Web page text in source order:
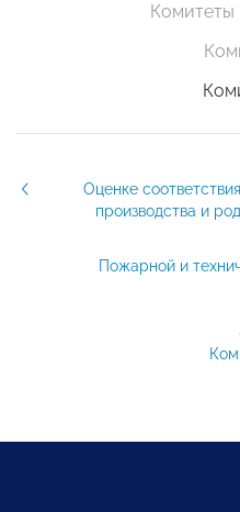
Оценке
производства и
Пожарной и